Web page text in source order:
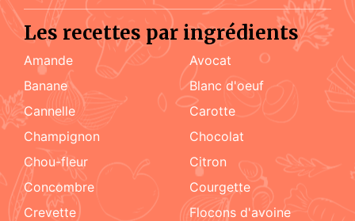
Les recettes par ingrédients
amande
Avocat
Banane
blanc d'oeuf
cannelle
carotte
champignon
chocolat
chou-fleur
citron
concombre
courgette
crevette
flocons d'avoine